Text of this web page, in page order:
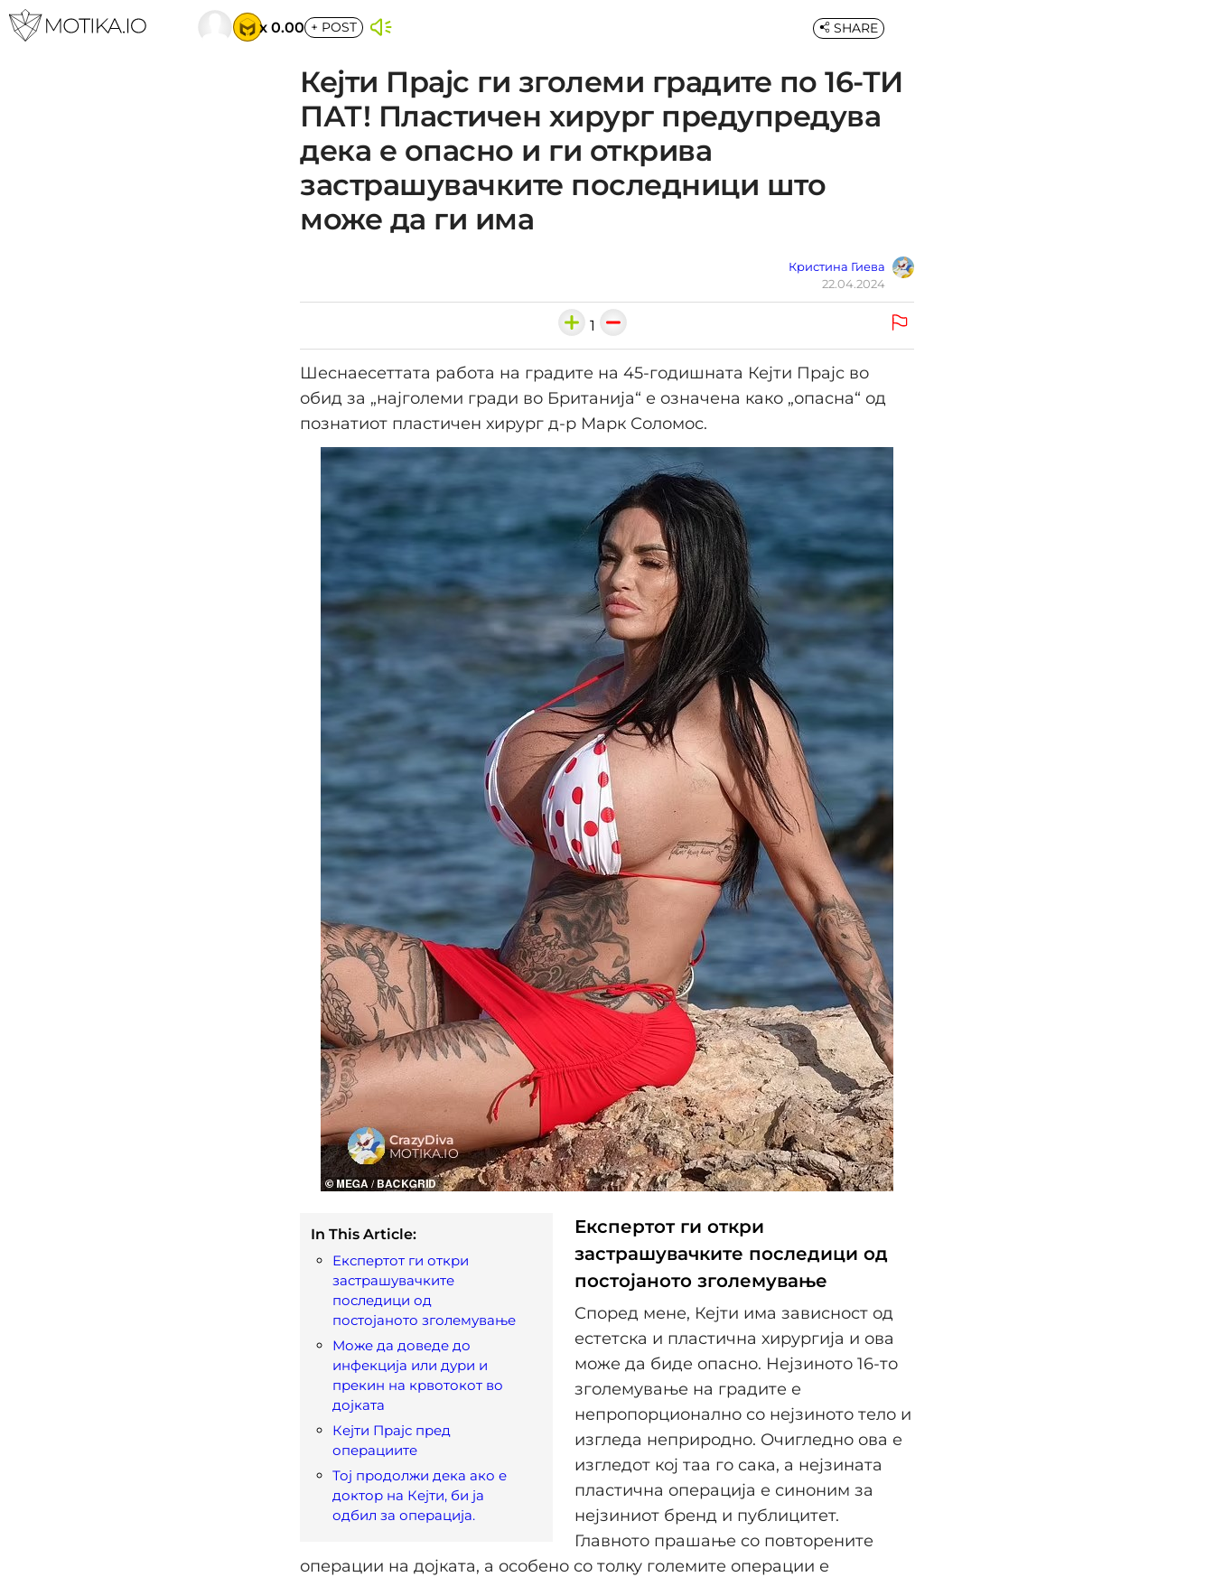
x 0.00 + POST
Кејти Прајс ги зголеми градите по 16-ТИ
ПАТ! Пластичен хирург предупредува
дека е опасно и ги открива
застрашувачките последници што
може да ги има
Кристина Гиева
22.04.2024
SHARE
1
Шеснаесеттата работа на градите на 45-годишната Кејти Прајс во
обид за „најголеми гради во Британија“ е означена како „опасна“ од
познатиот пластичен хирург д-р Марк Соломос.
In This Article:
Експертот ги откри
застрашувачките
последици од
постојаното зголемување
Може да доведе до
инфекција или дури и
прекин на крвотокот во
дојката
Кејти Прајс пред
операциите
Тој продолжи дека ако е
доктор на Кејти, би ја
одбил за операција.
Експертот ги откри
застрашувачките последици од
постојаното зголемување
Според мене, Кејти има зависност од
естетска и пластична хирургија и ова
може да биде опасно. Нејзиното 16-то
зголемување на градите е
непропорционално со нејзиното тело и
изгледа неприродно. Очигледно ова е
изгледот кој таа го сака, а нејзината
пластична операција е синоним за
нејзиниот бренд и публицитет.
Главното прашање со повторените
операции на дојката, а особено со толку големите операции е